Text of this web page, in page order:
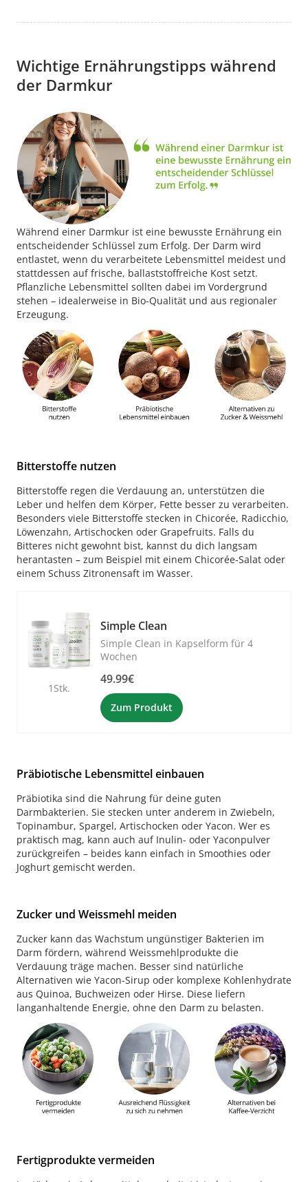
Wichtige Ernährungstipps während
der Darmkur
Während einer Darmkur ist eine bewusste Ernährung ein
entscheidender Schlüssel zum Erfolg. Der Darm wird
entlastet, wenn du verarbeitete Lebensmittel meidest und
stattdessen auf frische, ballaststoffreiche Kost setzt.
Pflanzliche Lebensmittel sollten dabei im Vordergrund
stehen – idealerweise in Bio-Qualität und aus regionaler
Erzeugung.
Bitterstoffe nutzen
Bitterstoffe regen die Verdauung an, unterstützen die
Leber und helfen dem Körper, Fette besser zu verarbeiten.
Besonders viele Bitterstoffe stecken in Chicorée, Radicchio,
Löwenzahn, Artischocken oder Grapefruits. Falls du
Bitteres nicht gewohnt bist, kannst du dich langsam
herantasten – zum Beispiel mit einem Chicorée-Salat oder
einem Schuss Zitronensaft im Wasser.
1Stk.
Simple Clean
Simple Clean in Kapselform für 4
Wochen
49.99€
Zum Produkt
Präbiotische Lebensmittel einbauen
Präbiotika sind die Nahrung für deine guten
Darmbakterien. Sie stecken unter anderem in Zwiebeln,
Topinambur, Spargel, Artischocken oder Yacon. Wer es
praktisch mag, kann auch auf Inulin- oder Yaconpulver
zurückgreifen – beides kann einfach in Smoothies oder
Joghurt gemischt werden.
Zucker und Weissmehl meiden
Zucker kann das Wachstum ungünstiger Bakterien im
Darm fördern, während Weissmehlprodukte die
Verdauung träge machen. Besser sind natürliche
Alternativen wie Yacon-Sirup oder komplexe Kohlenhydrate
aus Quinoa, Buchweizen oder Hirse. Diese liefern
langanhaltende Energie, ohne den Darm zu belasten.
Fertigprodukte vermeiden